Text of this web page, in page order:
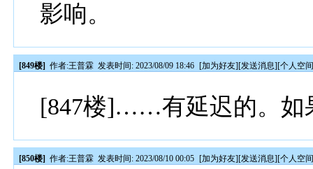
影响。
[849楼] 作者:王普霖 发表时间: 2023/08/09 18:46 [加为好友][发送消息][个人空
[847楼]……有延迟的。
[850楼] 作者:王普霖 发表时间: 2023/08/10 00:05 [加为好友][发送消息][个人空